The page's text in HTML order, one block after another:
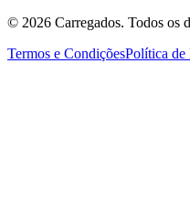
© 2026 Carregados. Todos os
Termos e CondiçõesPolítica de